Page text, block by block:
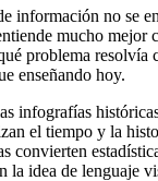
información no se
mucho mejor
problema resolvía
enseñando hoy.
infografías
el tiempo y la
convierten
la idea de lenguaje